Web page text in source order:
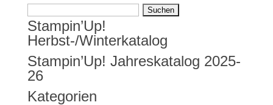
Suchen
nach:
Stampin’Up!
Herbst-/Winterkatalog
Stampin’Up! Jahreskatalog 2025-
26
Kategorien